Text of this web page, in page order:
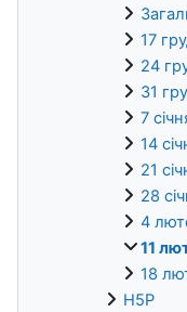
17
24
31
7
14
21
28
4
11
18
H5P